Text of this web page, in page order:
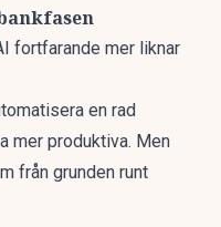
fortfarande mer liknar
en rad
mer produktiva. Men
från grunden runt